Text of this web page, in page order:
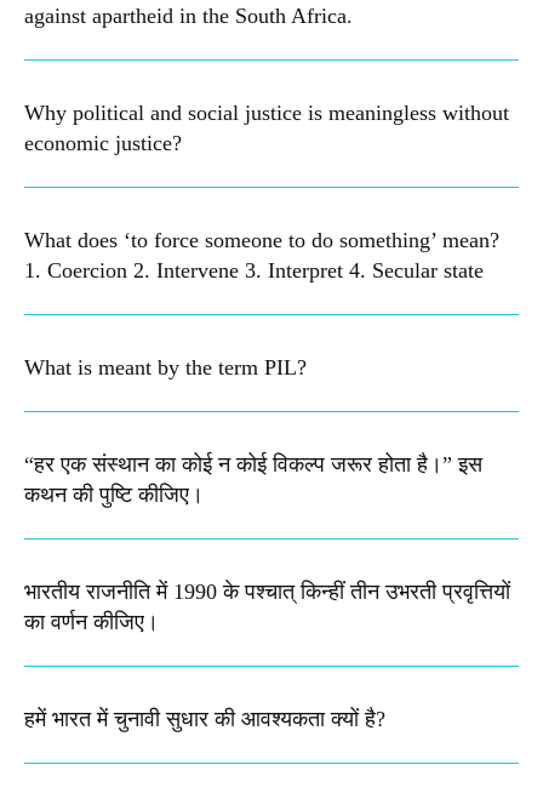
against apartheid in the South Africa.
Why political and social justice is meaningless without
economic justice?
What does ‘to force someone to do something’ mean?
1. Coercion 2. Intervene 3. Interpret 4. Secular state
What is meant by the term PIL? ​
“हर एक संस्थान का कोई न कोई विकल्प जरूर होता है।” इस
कथन की पुष्टि कीजिए।
भारतीय राजनीति में 1990 के पश्चात् किन्हीं तीन उभरती प्रवृत्तियों
का वर्णन कीजिए।
हमें भारत में चुनावी सुधार की आवश्यकता क्यों है?